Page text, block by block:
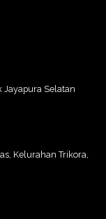
Jayapura Selatan
Kelurahan Trikora,